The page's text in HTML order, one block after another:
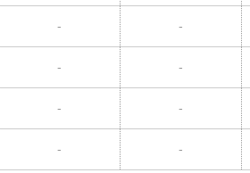
- -
- -
- -
- -